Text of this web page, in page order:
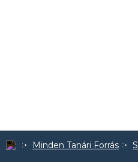
Minden Tanári Forrás